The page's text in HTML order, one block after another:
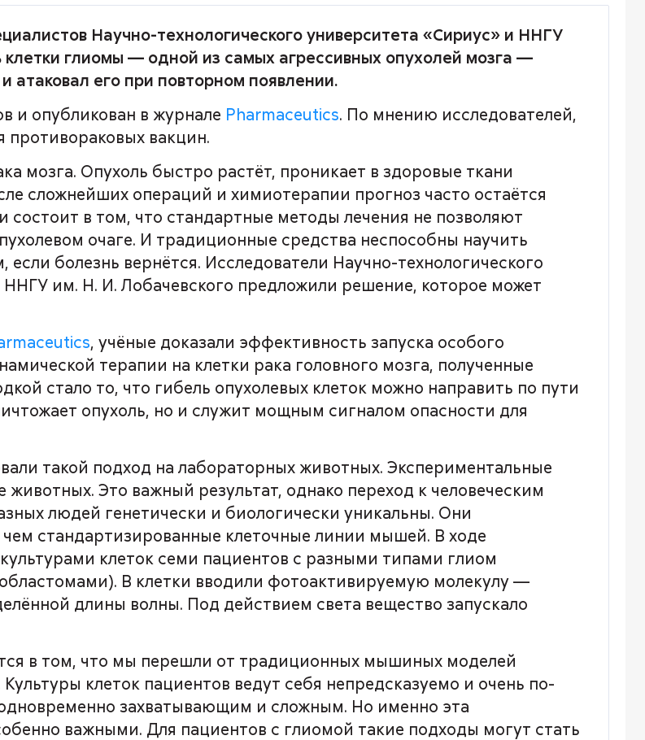
Научно-технологического университета «Сириус» и ННГУ
глиомы — одной из самых агрессивных опухолей мозга —
атаковал его при повторном появлении.
и опубликован в журнале Pharmaceutics. По мнению исследователей,
противораковых вакцин.
мозга. Опухоль быстро растёт, проникает в здоровые ткани
сложнейших операций и химиотерапии прогноз часто остаётся
в том, что стандартные методы лечения не позволяют
очаге. И традиционные средства неспособны научить
болезнь вернётся. Исследователи Научно-технологического
им. Н. И. Лобачевского предложили решение, которое может
, учёные доказали эффективность запуска особого
терапии на клетки рака головного мозга, полученные
стало то, что гибель опухолевых клеток можно направить по пути
опухоль, но и служит мощным сигналом опасности для
такой подход на лабораторных животных. Экспериментальные
Это важный результат, однако переход к человеческим
людей генетически и биологически уникальны. Они
стандартизированные клеточные линии мышей. В ходе
клеток семи пациентов с разными типами глиом
В клетки вводили фотоактивируемую молекулу —
длины волны. Под действием света вещество запускало
в том, что мы перешли от традиционных мышиных моделей
клеток пациентов ведут себя непредсказуемо и очень по-
захватывающим и сложным. Но именно эта
важными. Для пациентов с глиомой такие подходы могут стать